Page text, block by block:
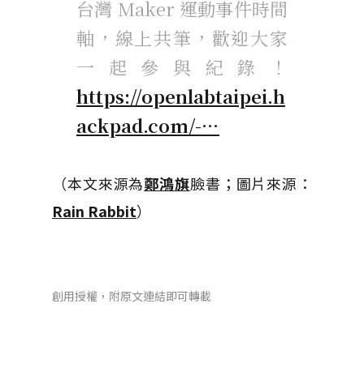
台灣 Maker 運動事件時間
軸，線上共筆，歡迎大家
一起參與紀錄！
https://openlabtaipei.h
ackpad.com/-…
（本文來源為鄭鴻旗臉書；圖片來源：
Rain Rabbit）
創用授權，附原文連結即可轉載